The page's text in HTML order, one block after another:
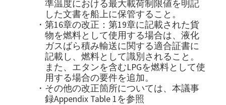
準温度における最大載荷制限値を明記
した文書を船上に保管すること。
・第16章の改正：第19章に記載された貨
物を燃料として使用する場合は、液化
ガスばら積み輸送に関する適合証書に
記載し、燃料として識別されること。
また、エタンを含むLPGを燃料として使
用する場合の要件を追加。
・その他の改正箇所については、本議事
録Appendix Table 1を参照